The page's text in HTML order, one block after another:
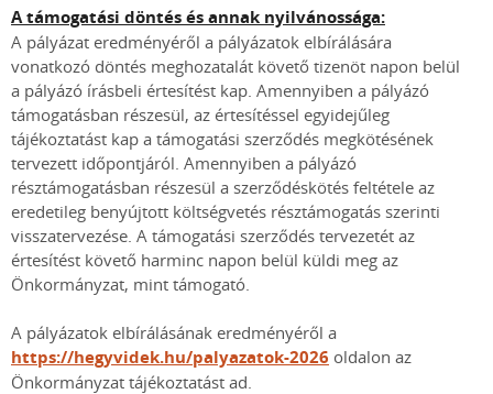
A támogatási döntés és annak nyilvánossága:
A pályázat eredményéről a pályázatok elbírálására
vonatkozó döntés meghozatalát követő tizenöt napon belül
a pályázó írásbeli értesítést kap. Amennyiben a pályázó
támogatásban részesül, az értesítéssel egyidejűleg
tájékoztatást kap a támogatási szerződés megkötésének
tervezett időpontjáról. Amennyiben a pályázó
résztámogatásban részesül a szerződéskötés feltétele az
eredetileg benyújtott költségvetés résztámogatás szerinti
visszatervezése. A támogatási szerződés tervezetét az
értesítést követő harminc napon belül küldi meg az
Önkormányzat, mint támogató.
A pályázatok elbírálásának eredményéről a
https://hegyvidek.hu/palyazatok-2026 oldalon az
Önkormányzat tájékoztatást ad.